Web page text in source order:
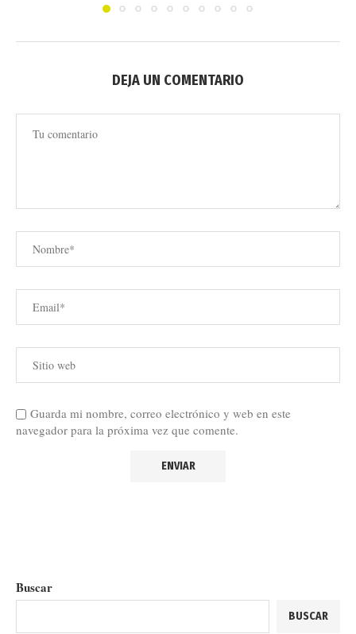
DEJA UN COMENTARIO
Guarda mi nombre, correo electrónico y web en este
navegador para la próxima vez que comente.
Buscar
BUSCAR